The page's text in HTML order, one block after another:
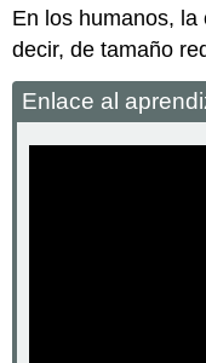
En los humanos,
decir, de tamaño
Enlace al